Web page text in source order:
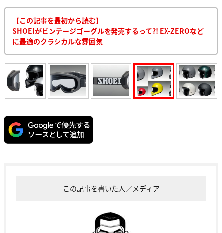
【この記事を最初から読む】
SHOEIがビンテージゴーグルを発売するって?! EX-ZEROなど
に最適のクラシカルな雰囲気
この記事を書いた人／メディア